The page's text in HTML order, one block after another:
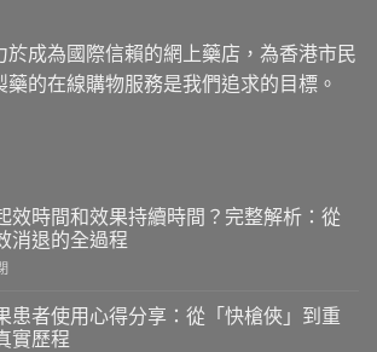
於成為國際信賴的網上藥店，為香港市民
的在線購物服務是我們追求的目標。
效時間和效果持續時間？完整解析：從
消退的全過程
患者使用心得分享：從「快槍俠」到重
實歷程